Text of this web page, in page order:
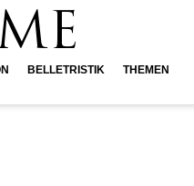
BELLETRISTIK THEMEN